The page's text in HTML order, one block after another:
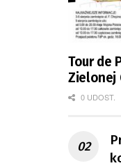
Tour de
Zielonej
zmiany
0 UDOST.